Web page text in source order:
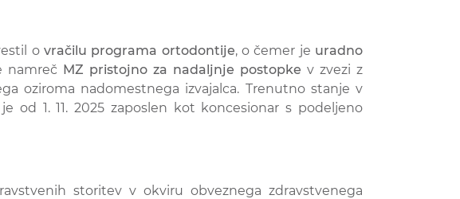
o vračilu programa ortodontije, o čemer je uradno
namreč MZ pristojno za nadaljnje postopke v zvezi z
oziroma nadomestnega izvajalca. Trenutno stanje v
1. 11. 2025 zaposlen kot koncesionar s podeljeno
storitev v okviru obveznega zdravstvenega